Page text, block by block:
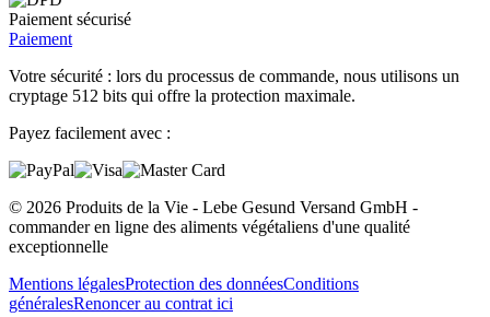
Paiement sécurisé
Paiement
Votre sécurité : lors du processus de commande, nous utilisons un
cryptage 512 bits qui offre la protection maximale.
Payez facilement avec :
© 2026 Produits de la Vie - Lebe Gesund Versand GmbH -
commander en ligne des aliments végétaliens d'une qualité
exceptionnelle
Mentions légalesProtection des donnéesConditions
généralesRenoncer au contrat ici